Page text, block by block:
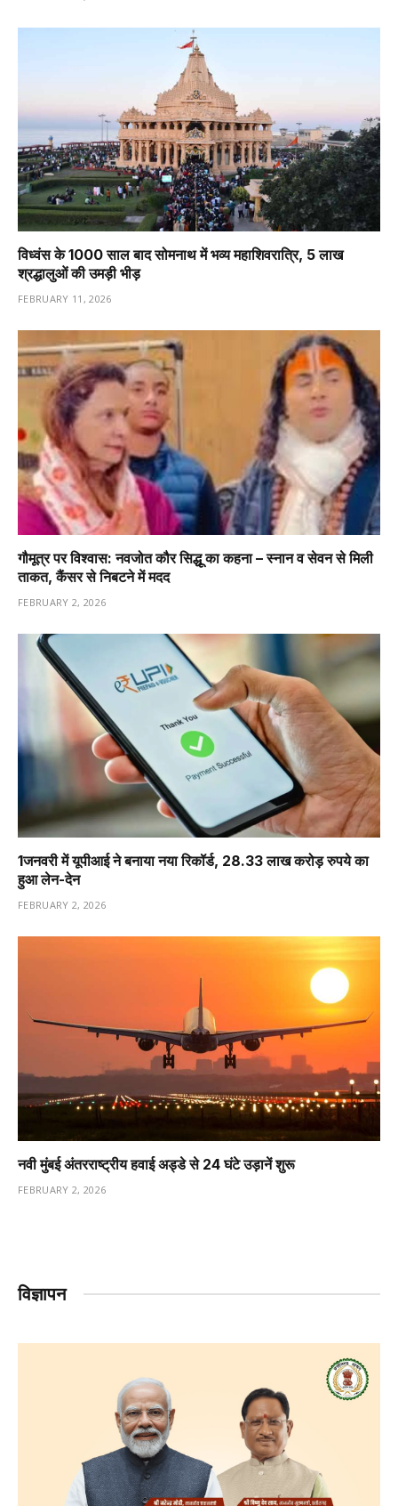
विध्वंस के 1000 साल बाद सोमनाथ में भव्य महाशिवरात्रि, 5 लाख
श्रद्धालुओं की उमड़ी भीड़
FEBRUARY 11, 2026
गौमूत्र पर विश्वास: नवजोत कौर सिद्धू का कहना – स्नान व सेवन से मिली
ताकत, कैंसर से निबटने में मदद
FEBRUARY 2, 2026
1️जनवरी में यूपीआई ने बनाया नया रिकॉर्ड, 28.33 लाख करोड़ रुपये का
हुआ लेन-देन
FEBRUARY 2, 2026
नवी मुंबई अंतरराष्ट्रीय हवाई अड्डे से 24 घंटे उड़ानें शुरू
FEBRUARY 2, 2026
विज्ञापन